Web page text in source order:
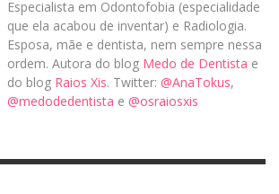
Especialista em Odontofobia (especialidade
que ela acabou de inventar) e Radiologia.
Esposa, mãe e dentista, nem sempre nessa
ordem. Autora do blog Medo de Dentista e
do blog Raios Xis. Twitter: @AnaTokus,
@medodedentista e @osraiosxis